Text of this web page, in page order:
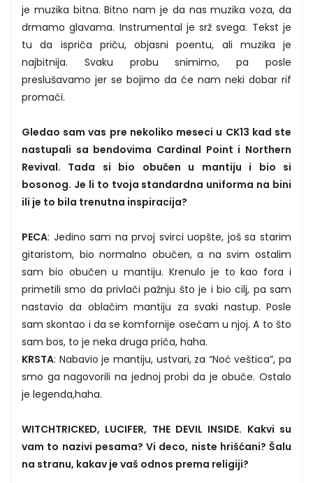
je muzika bitna. Bitno nam je da nas muzika voza, da
drmamo glavama. Instrumental je srž svega. Tekst je
tu da ispriča priču, objasni poentu, ali muzika je
najbitnija. Svaku probu snimimo, pa posle
preslušavamo jer se bojimo da će nam neki dobar rif
promaći.
Gledao sam vas pre nekoliko meseci u CK13 kad ste
nastupali sa bendovima Cardinal Point i Northern
Revival. Tada si bio obučen u mantiju i bio si
bosonog. Je li to tvoja standardna uniforma na bini
ili je to bila trenutna inspiracija?
PECA: Jedino sam na prvoj svirci uopšte, još sa starim
gitaristom, bio normalno obučen, a na svim ostalim
sam bio obučen u mantiju. Krenulo je to kao fora i
primetili smo da privlači pažnju što je i bio cilj, pa sam
nastavio da oblačim mantiju za svaki nastup. Posle
sam skontao i da se komfornije osećam u njoj. A to što
sam bos, to je neka druga priča, haha.
KRSTA: Nabavio je mantiju, ustvari, za “Noć veštica”, pa
smo ga nagovorili na jednoj probi da je obuče. Ostalo
je legenda,haha.
WITCHTRICKED, LUCIFER, THE DEVIL INSIDE. Kakvi su
vam to nazivi pesama? Vi deco, niste hrišćani? Šalu
na stranu, kakav je vaš odnos prema religiji?